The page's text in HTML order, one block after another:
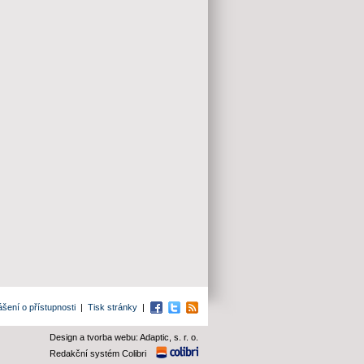
o přístupnosti | Tisk stránky | Facebook
TwitterRSS
Design a tvorba webu: Adaptic, s. r. o.
Redakční systém Colibri